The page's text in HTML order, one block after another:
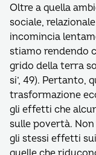
Oltre a quella
sociale,
incomincia
stiamo rendendo
grido della terra
si’, 49). Pertanto,
trasformazione
gli effetti che
sulle povertà.
gli stessi effetti